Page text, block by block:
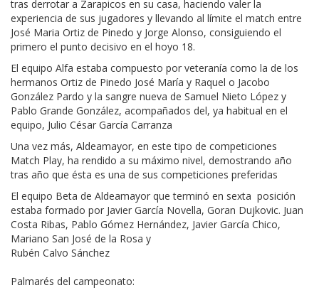
tras derrotar a Zarapicos en su casa, haciendo valer la
experiencia de sus jugadores y llevando al límite el match entre
José Maria Ortiz de Pinedo y Jorge Alonso, consiguiendo el
primero el punto decisivo en el hoyo 18.
El equipo Alfa estaba compuesto por veteranía como la de los
hermanos Ortiz de Pinedo José María y Raquel o Jacobo
González Pardo y la sangre nueva de Samuel Nieto López y
Pablo Grande González, acompañados del, ya habitual en el
equipo, Julio César García Carranza
Una vez más, Aldeamayor, en este tipo de competiciones
Match Play, ha rendido a su máximo nivel, demostrando año
tras año que ésta es una de sus competiciones preferidas
El equipo Beta de Aldeamayor que terminó en sexta posición
estaba formado por Javier García Novella, Goran Dujkovic. Juan
Costa Ribas, Pablo Gómez Hernández, Javier García Chico,
Mariano San José de la Rosa y
Rubén Calvo Sánchez
Palmarés del campeonato: